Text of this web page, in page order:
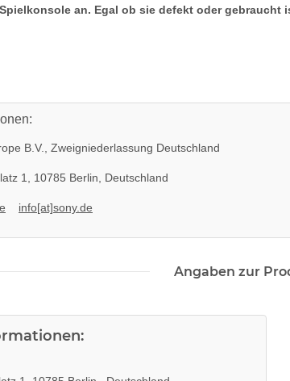
an. Egal ob sie defekt oder gebraucht
B.V., Zweigniederlassung Deutschland
1, 10785 Berlin, Deutschland
info[at]sony.de
Angaben zur